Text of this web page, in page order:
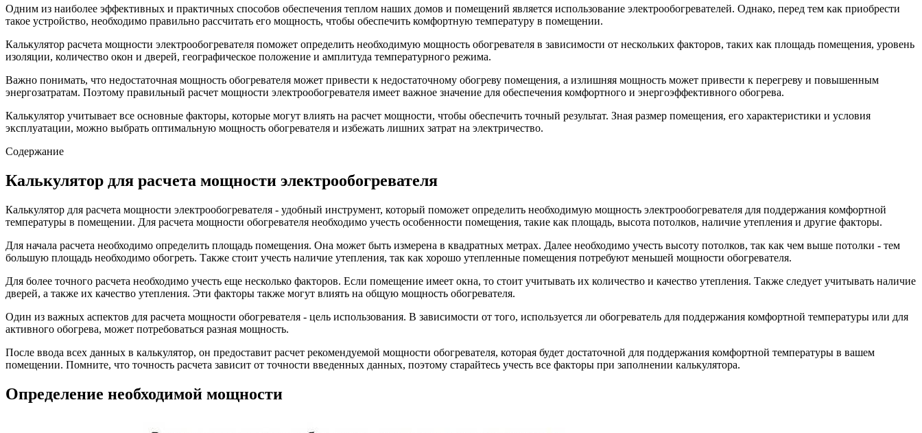
Одним из наиболее эффективных и практичных способов обеспечения теплом наших домов и помещений является использование электрообогревателей. Однако, перед тем как приобрести
такое устройство, необходимо правильно рассчитать его мощность, чтобы обеспечить комфортную температуру в помещении.
Калькулятор расчета мощности электрообогревателя поможет определить необходимую мощность обогревателя в зависимости от нескольких факторов, таких как площадь помещения, уровень
изоляции, количество окон и дверей, географическое положение и амплитуда температурного режима.
Важно понимать, что недостаточная мощность обогревателя может привести к недостаточному обогреву помещения, а излишняя мощность может привести к перегреву и повышенным
энергозатратам. Поэтому правильный расчет мощности электрообогревателя имеет важное значение для обеспечения комфортного и энергоэффективного обогрева.
Калькулятор учитывает все основные факторы, которые могут влиять на расчет мощности, чтобы обеспечить точный результат. Зная размер помещения, его характеристики и условия
эксплуатации, можно выбрать оптимальную мощность обогревателя и избежать лишних затрат на электричество.
Содержание
Калькулятор для расчета мощности электрообогревателя
Калькулятор для расчета мощности электрообогревателя - удобный инструмент, который поможет определить необходимую мощность электрообогревателя для поддержания комфортной
температуры в помещении. Для расчета мощности обогревателя необходимо учесть особенности помещения, такие как площадь, высота потолков, наличие утепления и другие факторы.
Для начала расчета необходимо определить площадь помещения. Она может быть измерена в квадратных метрах. Далее необходимо учесть высоту потолков, так как чем выше потолки - тем
большую площадь необходимо обогреть. Также стоит учесть наличие утепления, так как хорошо утепленные помещения потребуют меньшей мощности обогревателя.
Для более точного расчета необходимо учесть еще несколько факторов. Если помещение имеет окна, то стоит учитывать их количество и качество утепления. Также следует учитывать наличие
дверей, а также их качество утепления. Эти факторы также могут влиять на общую мощность обогревателя.
Один из важных аспектов для расчета мощности обогревателя - цель использования. В зависимости от того, используется ли обогреватель для поддержания комфортной температуры или для
активного обогрева, может потребоваться разная мощность.
После ввода всех данных в калькулятор, он предоставит расчет рекомендуемой мощности обогревателя, которая будет достаточной для поддержания комфортной температуры в вашем
помещении. Помните, что точность расчета зависит от точности введенных данных, поэтому старайтесь учесть все факторы при заполнении калькулятора.
Определение необходимой мощности